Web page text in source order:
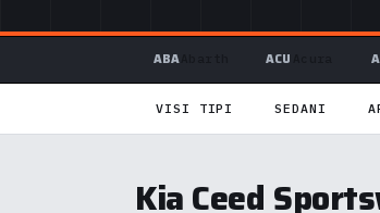
ABA ACU
VISI TIPI SEDANI
Kia Ceed